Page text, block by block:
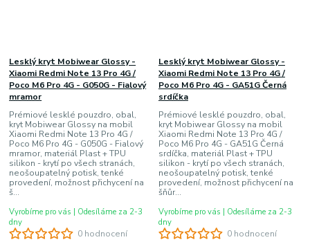
0 hodnocení
Lesklý kryt Mobiwear Glossy -
Xiaomi Redmi Note 13 Pro 4G /
Poco M6 Pro 4G - G050G - Fialový
mramor
Prémiové lesklé pouzdro, obal,
kryt Mobiwear Glossy na mobil
Xiaomi Redmi Note 13 Pro 4G /
Poco M6 Pro 4G - G050G - Fialový
mramor, materiál Plast + TPU
silikon - krytí po všech stranách,
neošoupatelný potisk, tenké
provedení, možnost přichycení na
š...
Vyrobíme pro vás | Odesíláme za 2-3
dny
0 hodnocení
Lesklý kryt Mobiwear Glossy -
Xiaomi Redmi Note 13 Pro 4G /
Poco M6 Pro 4G - GA51G Černá
srdíčka
Prémiové lesklé pouzdro, obal,
kryt Mobiwear Glossy na mobil
Xiaomi Redmi Note 13 Pro 4G /
Poco M6 Pro 4G - GA51G Černá
srdíčka, materiál Plast + TPU
silikon - krytí po všech stranách,
neošoupatelný potisk, tenké
provedení, možnost přichycení na
šňůr...
Vyrobíme pro vás | Odesíláme za 2-3
dny